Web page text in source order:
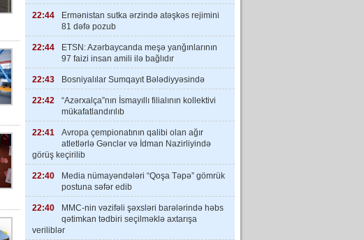
22:44
Ermənistan sutka ərzində atəşkəs rejimini
81 dəfə pozub
22:44
ETSN: Azərbaycanda meşə yanğınlarının
97 faizi insan amili ilə bağlıdır
22:43 Bosniyalılar Sumqayıt Bələdiyyəsində
22:42
“Azərxalça”nın İsmayıllı filialının kollektivi
mükafatlandırılıb
22:41
Avropa çempionatının qalibi olan ağır
atletlərlə Gənclər və İdman Nazirliyində
görüş keçirilib
22:40
Media nümayəndələri “Qoşa Təpə” gömrük
postuna səfər edib
22:40
MMC-nin vəzifəli şəxsləri barələrində həbs
qətimkan tədbiri seçilməklə axtarışa
veriliblər